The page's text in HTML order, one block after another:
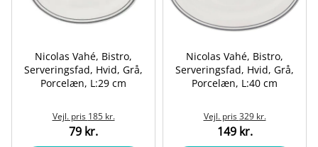
Nicolas Vahé, Bistro,
Serveringsfad, Hvid, Grå,
Porcelæn, L:29 cm
Vejl. pris 185 kr.
79 kr.
Nicolas Vahé, Bistro,
Serveringsfad, Hvid, Grå,
Porcelæn, L:40 cm
Vejl. pris329 kr.
149 kr.